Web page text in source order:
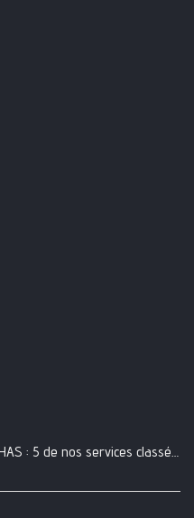
Evaluation HAS : 5 de nos services classés A